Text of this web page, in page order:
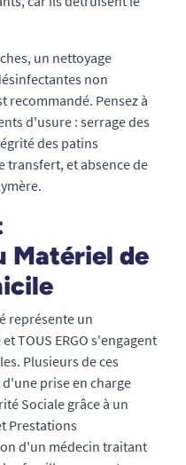
un nettoyage
non
recommandé. Pensez à
d'usure : serrage des
des patins
transfert, et absence de
Matériel de
représente un
TOUS ERGO s'engagent
Plusieurs de ces
prise en charge
Sociale grâce à un
Prestations
d'un médecin traitant